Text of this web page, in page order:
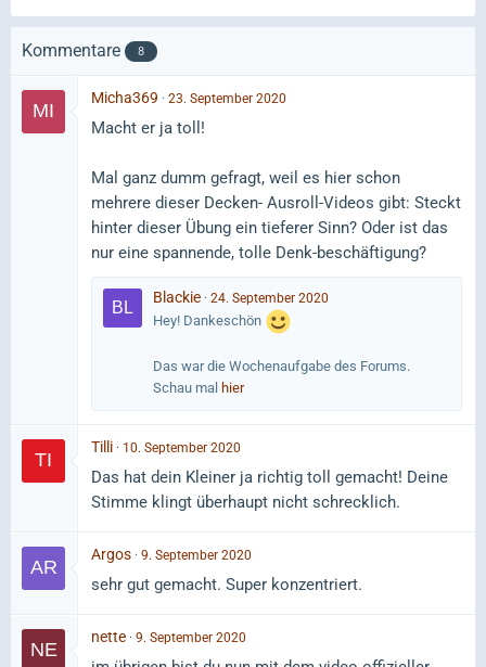
Kommentare 8
Micha369 23. September 2020
Macht er ja toll!
Mal ganz dumm gefragt, weil es hier schon
mehrere dieser Decken- Ausroll-Videos gibt: Steckt
hinter dieser Übung ein tieferer Sinn? Oder ist das
nur eine spannende, tolle Denk-beschäftigung?
Blackie 24. September 2020
Hey! Dankeschön
Das war die Wochenaufgabe des Forums.
Schau mal hier
Tilli 10. September 2020
Das hat dein Kleiner ja richtig toll gemacht! Deine
Stimme klingt überhaupt nicht schrecklich.
Argos 9. September 2020
sehr gut gemacht. Super konzentriert.
nette 9. September 2020